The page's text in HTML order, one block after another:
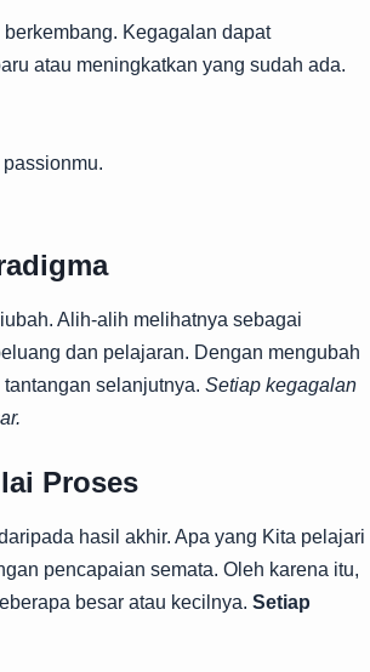
Kegagalan dapat
atau meningkatkan yang sudah ada.
Alih-alih melihatnya sebagai
dan pelajaran. Dengan mengubah
selanjutnya. Setiap kegagalan
Proses
hasil akhir. Apa yang Kita pelajari
pencapaian semata. Oleh karena itu,
besar atau kecilnya. Setiap